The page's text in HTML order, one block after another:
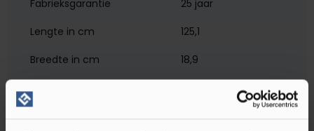
Fabrieksgarantie
25 jaar
Lengte in cm
125,1
Breedte in cm
18,9
Dikte in mm